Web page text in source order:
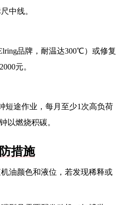
中线。
品牌，耐温达300℃）或修复
元。
短途作业，每月至少1次高负荷
以燃烧积碳。
措施
油颜色和液位，若发现稀释或